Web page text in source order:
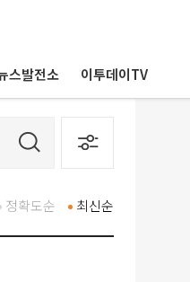
스발전소 이투데이TV
최신순
정확도순